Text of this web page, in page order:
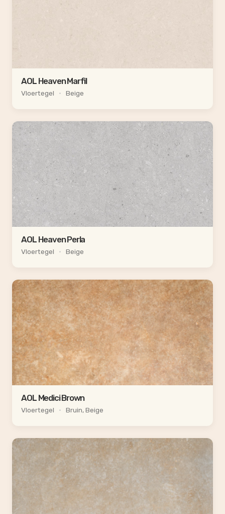
AOL Heaven Marfil
Vloertegel • Beige
AOL Heaven Perla
Vloertegel • Beige
AOL Medici Brown
Vloertegel • Bruin, Beige